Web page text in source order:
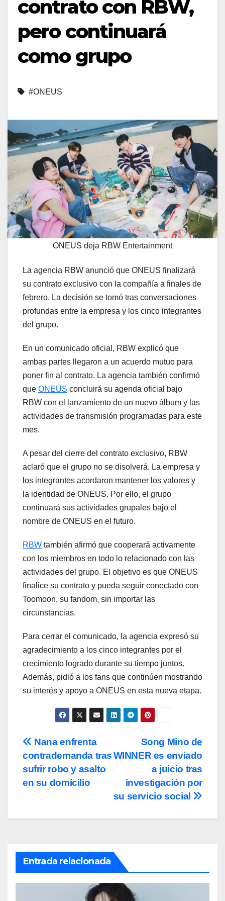
contrato con RBW,
pero continuará
como grupo
#ONEUS
ONEUS deja RBW Entertainment
La agencia RBW anunció que ONEUS finalizará
su contrato exclusivo con la compañía a finales de
febrero. La decisión se tomó tras conversaciones
profundas entre la empresa y los cinco integrantes
del grupo.
En un comunicado oficial, RBW explicó que
ambas partes llegaron a un acuerdo mutuo para
poner fin al contrato. La agencia también confirmó
que ONEUS concluirá su agenda oficial bajo
RBW con el lanzamiento de un nuevo álbum y las
actividades de transmisión programadas para este
mes.
A pesar del cierre del contrato exclusivo, RBW
aclaró que el grupo no se disolverá. La empresa y
los integrantes acordaron mantener los valores y
la identidad de ONEUS. Por ello, el grupo
continuará sus actividades grupales bajo el
nombre de ONEUS en el futuro.
RBW también afirmó que cooperará activamente
con los miembros en todo lo relacionado con las
actividades del grupo. El objetivo es que ONEUS
finalice su contrato y pueda seguir conectado con
Toomoon, su fandom, sin importar las
circunstancias.
Para cerrar el comunicado, la agencia expresó su
agradecimiento a los cinco integrantes por el
crecimiento logrado durante su tiempo juntos.
Además, pidió a los fans que continúen mostrando
su interés y apoyo a ONEUS en esta nueva etapa.
Navegación
de
entradas
Song Mino de
WINNER es enviado
a juicio tras
investigación por
su servicio social
Nana enfrenta
contrademanda tras
sufrir robo y asalto
en su domicilio
Entrada relacionada